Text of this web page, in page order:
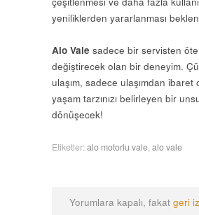
yeniliklerden yararlanması
Alo Vale sadece bir servisten öte,
değiştirecek olan bir deneyim.
ulaşım, sadece ulaşımdan ibaret
yaşam tarzınızı belirleyen bir
dönüşecek!
Etiketler:alo motorlu vale,alo vale
Yorumlara kapalı, fakat geri